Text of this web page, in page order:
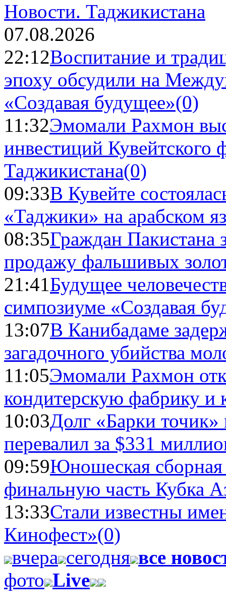
Новости. Таджикистана
07.08.2026
22:12Воспитание и
эпоху обсудили на
«Создавая будущее»(0)
11:32Эмомали Рахмон
инвестиций Кувейтского
Таджикистана(0)
09:33В Кувейте
«Таджики» на арабском
08:35Граждан Пакистана
продажу фальшивых
21:41Будущее
симпозиуме «Создавая
13:07В Канибадаме
загадочного убийства
11:05Эмомали Рахмон
кондитерскую фабрику и
10:03Долг «Барки
перевалил за $331
09:59Юношеская
финальную часть Кубка
13:33Стали известны
Кинофест»(0)
вчера сегодня все
фото Live